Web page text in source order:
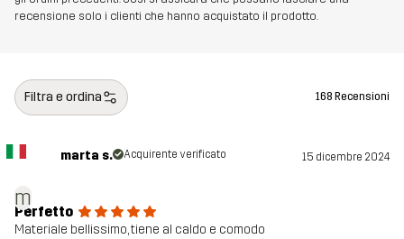
recensione solo i clienti che hanno acquistato il prodotto.
Filtra e ordina 168 Recensioni
m
marta s. Acquirente verificato 15 dicembre 2024
Perfetto
Materiale bellissimo, tiene al caldo e comodo